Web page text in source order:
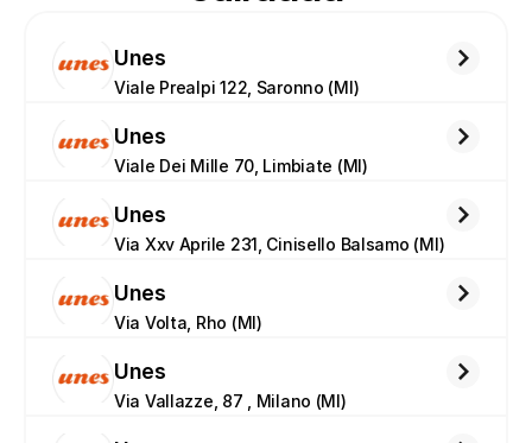
Unes
Viale Prealpi 122, Saronno (MI)
Unes
Viale Dei Mille 70, Limbiate (MI)
Unes
Via Xxv Aprile 231, Cinisello Balsamo (MI)
Unes
Via Volta, Rho (MI)
Unes
Via Vallazze, 87 , Milano (MI)